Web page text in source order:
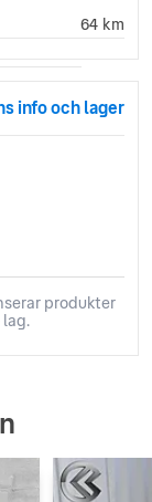
64 km
info och lager
produkter